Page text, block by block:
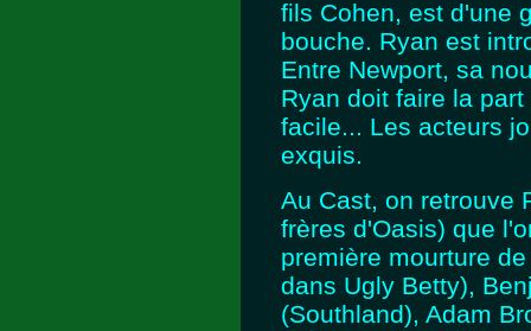
fils Cohen, est d'une
bouche. Ryan est
Entre Newport, sa
Ryan doit faire la
facile... Les acteurs
exquis.
Au Cast, on retrouve
frères d'Oasis) que
première mourture
dans Ugly Betty),
(Southland), Adam